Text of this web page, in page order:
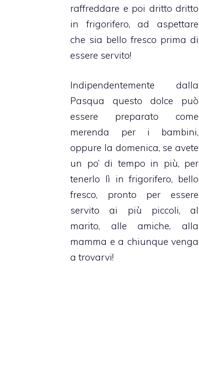
raffreddare e poi dritto dritto
in frigorifero, ad aspettare
che sia bello fresco prima di
essere servito!
Indipendentemente dalla
Pasqua questo dolce può
essere preparato come
merenda per i bambini,
oppure la domenica, se avete
un po’ di tempo in più, per
tenerlo lì in frigorifero, bello
fresco, pronto per essere
servito ai più piccoli, al
marito, alle amiche, alla
mamma e a chiunque venga
a trovarvi!